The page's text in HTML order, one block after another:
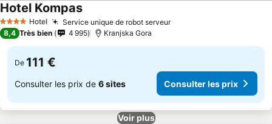
4 Étoiles Hotel Service unique de robot serveurConsulter les prix
Hotel KompasConsulter les prix
8,4 Très bien 4 995 Kranjska Gora
De 111 €
Consulter les prix de 6 sites Consulter les prix
Voir plus